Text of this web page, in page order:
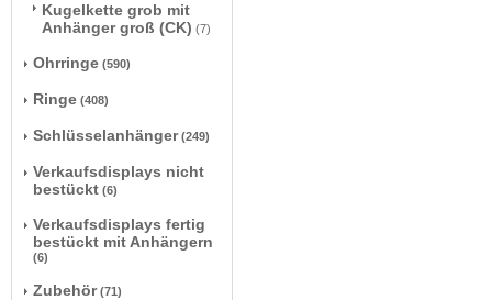
Kugelkette grob mit
Anhänger groß (CK) (7)
Ohrringe (590)
Ringe (408)
Schlüsselanhänger (249)
Verkaufsdisplays nicht
bestückt (6)
Verkaufsdisplays fertig
bestückt mit Anhängern
(6)
Zubehör (71)